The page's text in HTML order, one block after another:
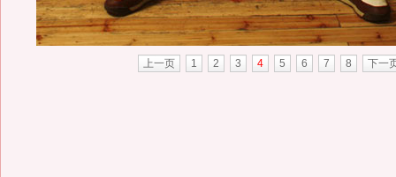
上一页 1 2 3 4 5 6 7 8 下一